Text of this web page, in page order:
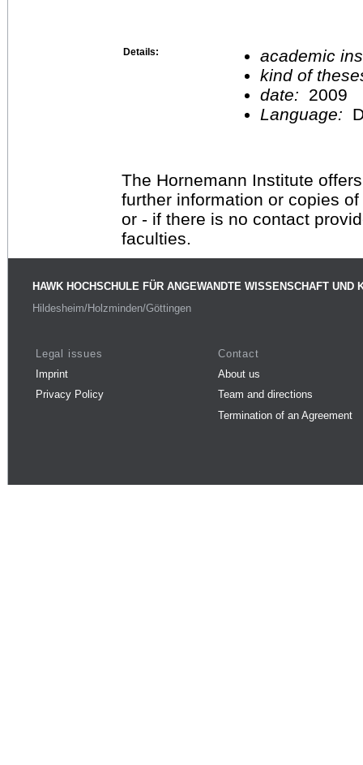
Details:
academic
kind of
date:
2009
Language:
The Hornemann Institute
further information or copies
or - if there is no contact
faculties.
HAWK HOCHSCHULE FÜR ANGEWANDTE WISSENSCHAFT UND
Hildesheim/Holzminden/Göttingen
Legal issues
Imprint
Privacy Policy
Contact
About us
Team and directions
Termination of an Agreement